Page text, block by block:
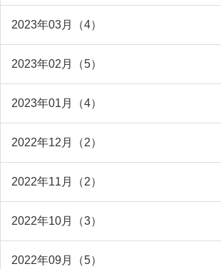
2023年03月（4）
2023年02月（5）
2023年01月（4）
2022年12月（2）
2022年11月（2）
2022年10月（3）
2022年09月（5）